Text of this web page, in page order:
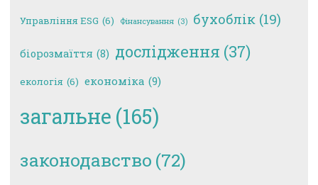
Управління ESG (6) Фінансування (3) бухоблік (19)
біорозмаїття (8) дослідження (37)
екологія (6) економіка (9)
загальне (165)
законодавство (72)